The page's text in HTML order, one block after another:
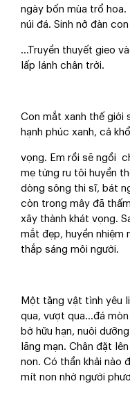
ngày bốn mùa trổ
núi đá. Sinh nở đàn
...Truyền thuyết gieo
lấp lánh chân trời.
Con mắt xanh thế giới
hạnh phúc xanh, cả
vọng. Em rồi sẽ ngồi
mẹ từng ru tôi huyền
dòng sông thi sĩ, bát
còn trong mây đã
xây thành khát vọng.
mắt đẹp, huyền nhiệm
thắp sáng môi người.
Một tặng vật tình yêu
qua, vượt qua...đá
bờ hữu hạn, nuôi
lãng mạn. Chân đặt
non. Có thần khải nào
mít non nhớ người